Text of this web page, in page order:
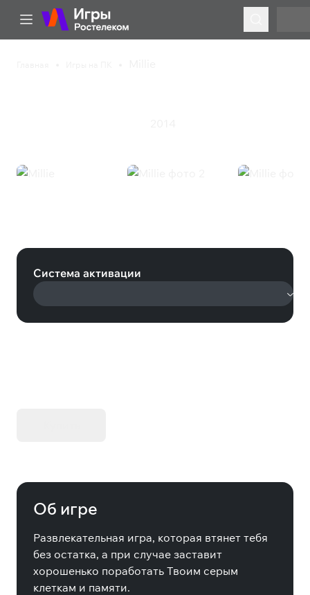
Система активации
Об игре
Развлекательная игра, которая втянет тебя
без остатка, а при случае заставит
хорошенько поработать Твоим серым
клеткам и памяти.